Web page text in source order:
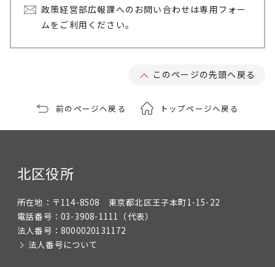
政策経営部広報課へのお問い合わせは専用フォー
ムをご利用ください。
このページの先頭へ戻る
前のページへ戻る トップページへ戻る
北区役所
所在地： 〒114-8508 東京都北区王子本町1-15-22
電話番号： 03-3908-1111 （代表）
法人番号： 8000020131172
法人番号について